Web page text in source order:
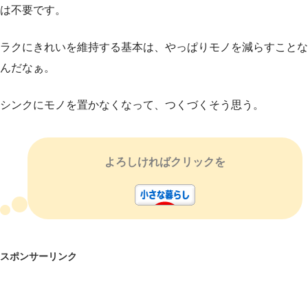
は不要です。
ラクにきれいを維持する基本は、やっぱりモノを減らすことな
んだなぁ。
シンクにモノを置かなくなって、つくづくそう思う。
よろしければクリックを
スポンサーリンク